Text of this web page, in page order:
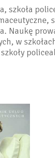
szkoła
Naukę
w